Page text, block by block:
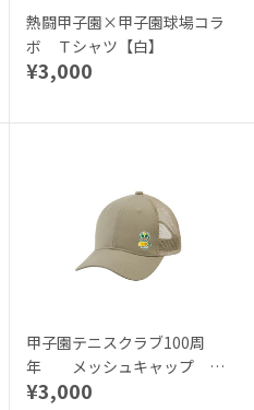
熱闘甲子園×甲子園球場コラ
ボ Ｔシャツ【白】
¥3,000
甲子園テニスクラブ100周
年 メッシュキャップ ラ
イトベージュ
¥3,000